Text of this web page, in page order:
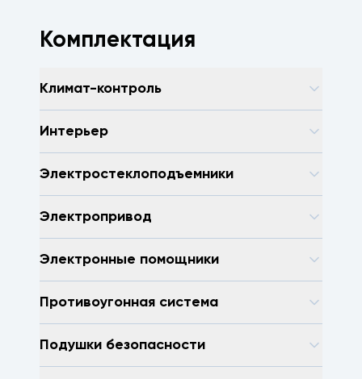
Комплектация
Климат-контроль
Интерьер
Электростеклоподъемники
Электропривод
Электронные помощники
Противоугонная система
Подушки безопасности